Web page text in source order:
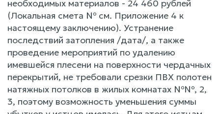
необходимых материалов - 24 460 рублей
(Локальная смета № см. Приложение 4 к
настоящему заключению). Устранение
последствий затопления /дата/, а также
проведение мероприятий по удалению
имевшейся плесени на поверхности чердачных
перекрытий, не требовали срезки ПВХ полотен
натяжных потолков в жилых комнатах №№, 2,
3, поэтому возможность уменьшения суммы